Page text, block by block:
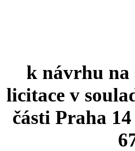
k návrhu na
licitace v
části Praha